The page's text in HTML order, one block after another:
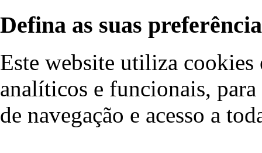
Defina as suas
Este website utiliza cookies
analíticos e funcionais,
de navegação e acesso a